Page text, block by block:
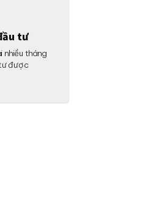
tư
nhiều tháng
được